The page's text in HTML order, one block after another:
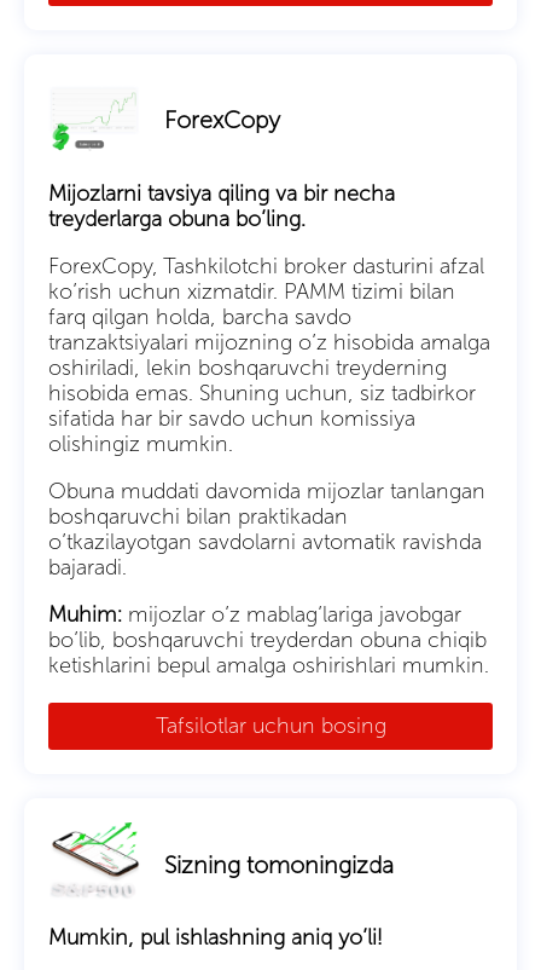
ForexCopy
Mijozlarni tavsiya qiling va bir necha
treyderlarga obuna bo’ling.
ForexCopy, Tashkilotchi broker dasturini afzal
ko’rish uchun xizmatdir. PAMM tizimi bilan
farq qilgan holda, barcha savdo
tranzaktsiyalari mijozning o’z hisobida amalga
oshiriladi, lekin boshqaruvchi treyderning
hisobida emas. Shuning uchun, siz tadbirkor
sifatida har bir savdo uchun komissiya
olishingiz mumkin.
Obuna muddati davomida mijozlar tanlangan
boshqaruvchi bilan praktikadan
o’tkazilayotgan savdolarni avtomatik ravishda
bajaradi.
Muhim: mijozlar o’z mablag’lariga javobgar
bo’lib, boshqaruvchi treyderdan obuna chiqib
ketishlarini bepul amalga oshirishlari mumkin.
Tafsilotlar uchun bosing
Sizning tomoningizda
Mumkin, pul ishlashning aniq yo’li!